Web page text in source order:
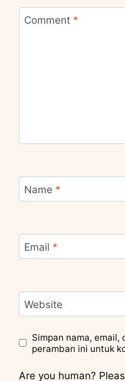
Comment *
Name *
Email *
Website
Simpan nama,
peramban ini untuk
Are you human?